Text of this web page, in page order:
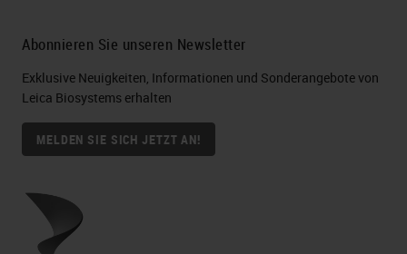
Abonnieren Sie unseren Newsletter
Exklusive Neuigkeiten, Informationen und Sonderangebote von
Leica Biosystems erhalten
MELDEN SIE SICH JETZT AN!